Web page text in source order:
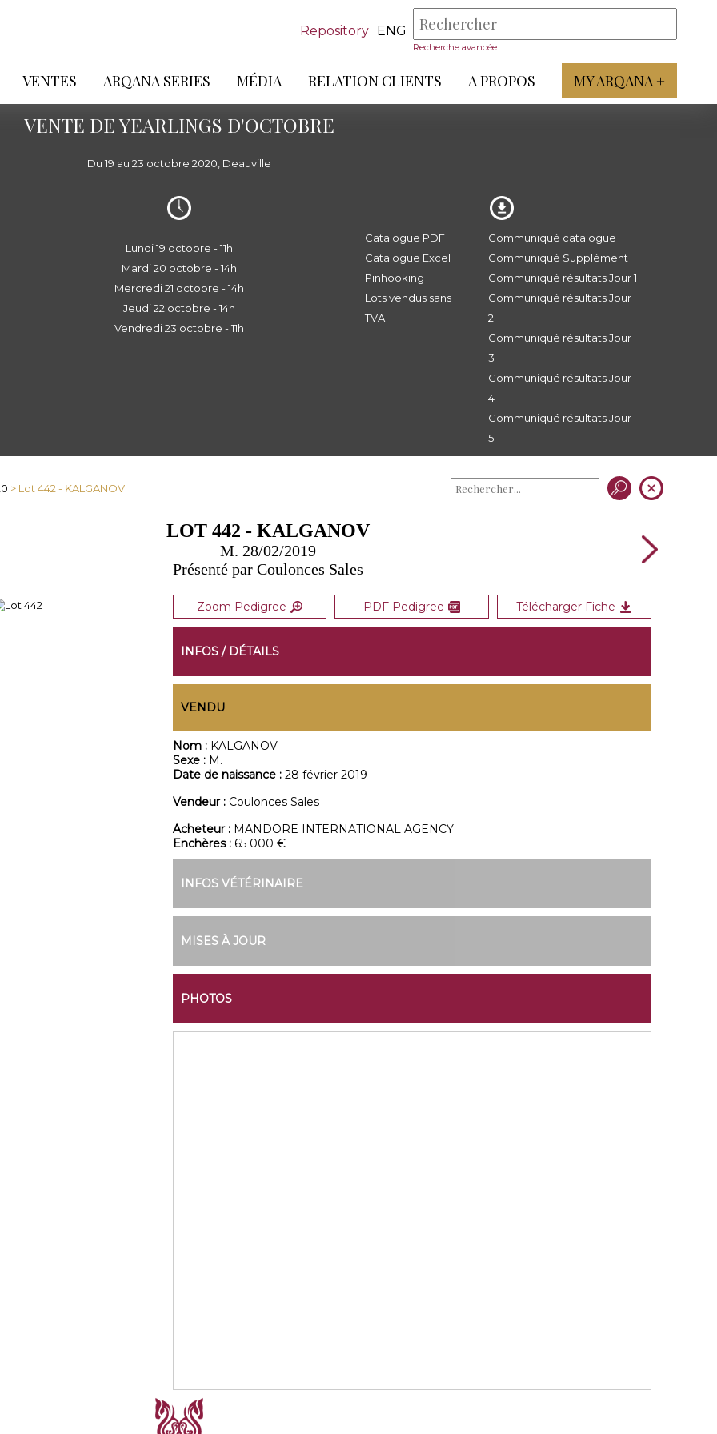
Repository ENG
Recherche avancée
VENTES ARQANA SERIES MÉDIA RELATION CLIENTS A PROPOS MY ARQANA +
VENTE DE YEARLINGS D'OCTOBRE
Du 19 au 23 octobre 2020, Deauville
Lundi 19 octobre - 11h
Mardi 20 octobre - 14h
Mercredi 21 octobre - 14h
Jeudi 22 octobre - 14h
Vendredi 23 octobre - 11h
Catalogue PDF
Catalogue Excel
Pinhooking
Lots vendus sans
TVA
Communiqué catalogue
Communiqué Supplément
Communiqué résultats Jour 1
Communiqué résultats Jour
2
Communiqué résultats Jour
3
Communiqué résultats Jour
4
Communiqué résultats Jour
5
> Lot 442 - KALGANOV
LOT 442 - KALGANOV
M. 28/02/2019
Présenté par Coulonces Sales
Zoom Pedigree PDF Pedigree Télécharger Fiche
INFOS / DÉTAILS
VENDU
Nom : KALGANOV
Sexe : M.
Date de naissance : 28 février 2019
Vendeur : Coulonces Sales
Acheteur : MANDORE INTERNATIONAL AGENCY
Enchères : 65 000 €
INFOS VÉTÉRINAIRE
MISES À JOUR
PHOTOS